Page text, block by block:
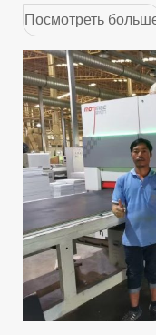
Посмотреть